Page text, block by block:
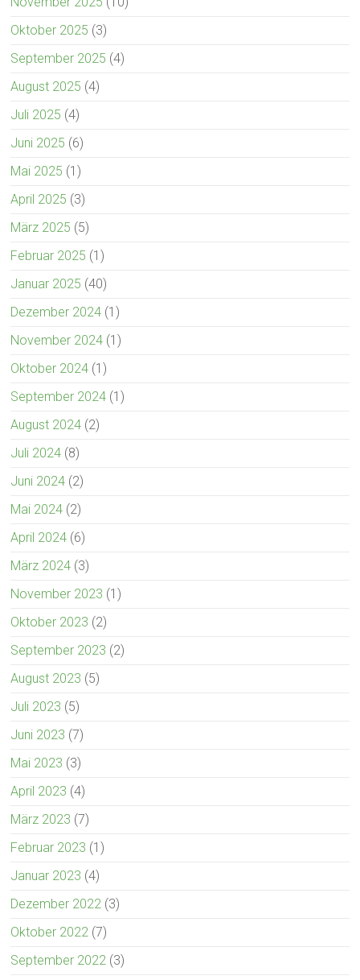
Oktober 2025 (3)
September 2025 (4)
August 2025 (4)
Juli 2025 (4)
Juni 2025 (6)
Mai 2025 (1)
April 2025 (3)
März 2025 (5)
Februar 2025 (1)
Januar 2025 (40)
Dezember 2024 (1)
November 2024 (1)
Oktober 2024 (1)
September 2024 (1)
August 2024 (2)
Juli 2024 (8)
Juni 2024 (2)
Mai 2024 (2)
April 2024 (6)
März 2024 (3)
November 2023 (1)
Oktober 2023 (2)
September 2023 (2)
August 2023 (5)
Juli 2023 (5)
Juni 2023 (7)
Mai 2023 (3)
April 2023 (4)
März 2023 (7)
Februar 2023 (1)
Januar 2023 (4)
Dezember 2022 (3)
Oktober 2022 (7)
September 2022 (3)